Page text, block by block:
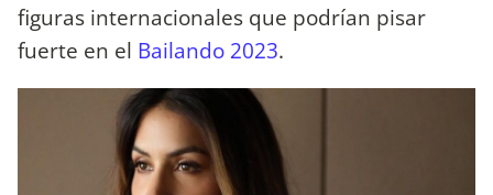
figuras internacionales que podrían pisar
fuerte en el Bailando 2023.